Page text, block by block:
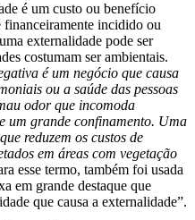
é um custo ou benefício
financeiramente incidido ou
externalidade pode ser
costumam ser ambientais.
é um negócio que causa
ou a saúde das pessoas
odor que incomoda
um grande confinamento. Uma
reduzem os custos de
em áreas com vegetação
esse termo, também foi usada
em grande destaque que
que causa a externalidade”.